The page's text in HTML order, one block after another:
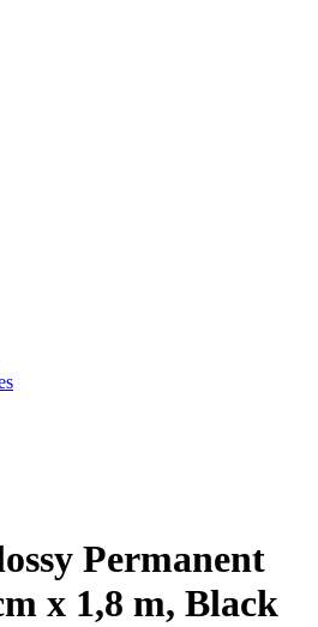
Permanent
x 1,8 m, Black